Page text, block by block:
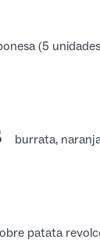
(5
burrata,
patata